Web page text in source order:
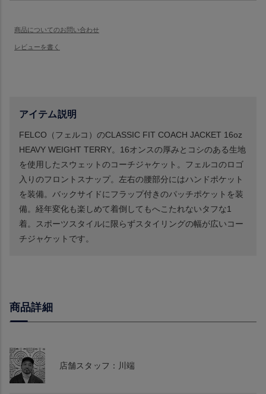
アイテム説明
FELCO（フェルコ）のCLASSIC FIT COACH JACKET 16oz
HEAVY WEIGHT TERRY。16オンスの厚みとコシのある生地
を使用したスウェットのコーチジャケット。フェルコのロゴ
入りのフロントスナップ。左右の腰部分にはハンドポケット
を装備。バックサイドにフラップ付きのパッチポケットを装
備。経年変化も楽しめて着倒してもへこたれないタフな1
着。スポーツスタイルに限らずスタイリングの幅が広いコー
チジャケットです。
商品詳細
店舗スタッフ：川端